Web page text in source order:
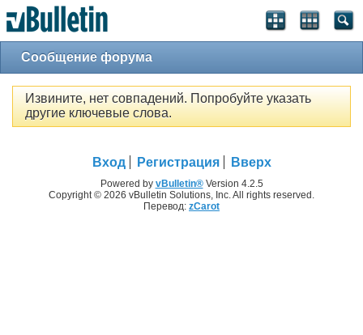
Сообщение форума
Извините, нет совпадений. Попробуйте указать
другие ключевые слова.
Вход Регистрация Вверх
Powered by vBulletin®Version 4.2.5
Copyright © 2026 vBulletin Solutions, Inc. All rights reserved.
Перевод: zCarot